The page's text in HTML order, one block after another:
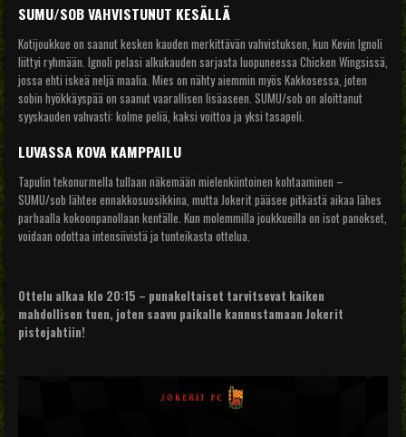
SUMU/SOB VAHVISTUNUT KESÄLLÄ
Kotijoukkue on saanut kesken kauden merkittävän vahvistuksen, kun Kevin Ignoli
liittyi ryhmään. Ignoli pelasi alkukauden sarjasta luopuneessa Chicken Wingsissä,
jossa ehti iskeä neljä maalia. Mies on nähty aiemmin myös Kakkosessa, joten
sobin hyökkäyspää on saanut vaarallisen lisäaseen. SUMU/sob on aloittanut
syyskauden vahvasti: kolme peliä, kaksi voittoa ja yksi tasapeli.
LUVASSA KOVA KAMPPAILU
Tapulin tekonurmella tullaan näkemään mielenkiintoinen kohtaaminen –
SUMU/sob lähtee ennakkosuosikkina, mutta Jokerit pääsee pitkästä aikaa lähes
parhaalla kokoonpanollaan kentälle. Kun molemmilla joukkueilla on isot panokset,
voidaan odottaa intensiivistä ja tunteikasta ottelua.
Ottelu alkaa klo 20:15 – punakeltaiset tarvitsevat kaiken
mahdollisen tuen, joten saavu paikalle kannustamaan Jokerit
pistejahtiin!